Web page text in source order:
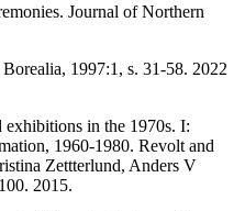
Journal of Northern
1997:1, s. 31-58. 2022
in the 1970s. I:
1960-1980. Revolt and
Zettterlund, Anders V
2015.